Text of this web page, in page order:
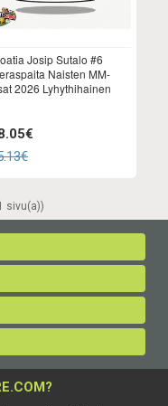
Josip Sutalo #6
Naisten MM-
2026 Lyhythihainen
sivu(a))